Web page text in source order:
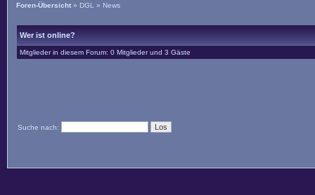
Foren-Übersicht » DGL » News
Wer ist online?
Mitglieder in diesem Forum: 0 Mitglieder und 3 Gäste
Suche nach: